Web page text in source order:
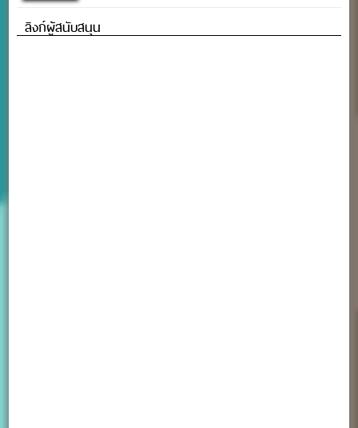
ลิงก์ผู้สนับสนุน